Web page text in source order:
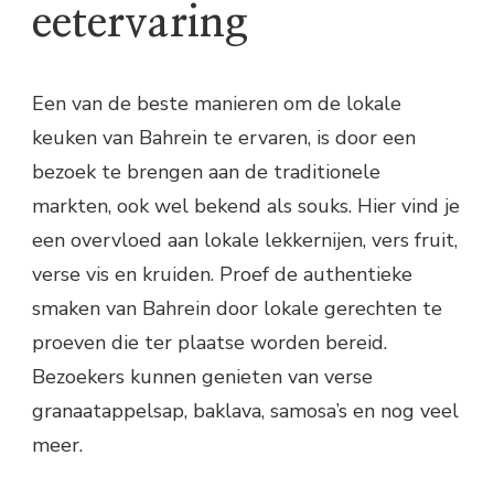
eetervaring
Een van de beste manieren om de lokale
keuken van Bahrein te ervaren, is door een
bezoek te brengen aan de traditionele
markten, ook wel bekend als souks. Hier vind je
een overvloed aan lokale lekkernijen, vers fruit,
verse vis en kruiden. Proef de authentieke
smaken van Bahrein door lokale gerechten te
proeven die ter plaatse worden bereid.
Bezoekers kunnen genieten van verse
granaatappelsap, baklava, samosa’s en nog veel
meer.